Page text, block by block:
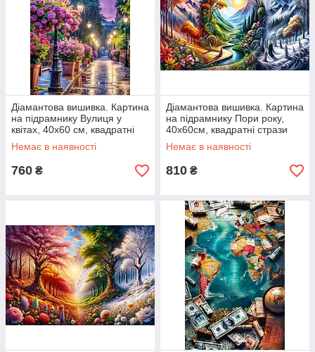
Діамантова вишивка. Картина
на підрамнику Вулиця у
квітах, 40х60 см, квадратні
стрази
Немає в наявності
760 ₴
Діамантова вишивка. Картина
на підрамнику Пори року,
40х60см, квадратні стрази
Немає в наявності
810 ₴